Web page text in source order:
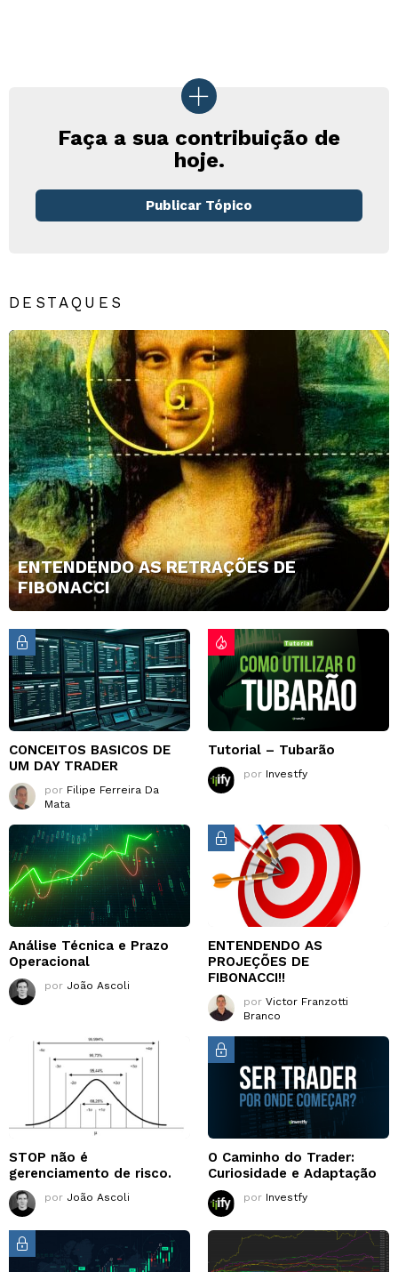
Faça a sua contribuição de
hoje.
Publicar Tópico
DESTAQUES
ENTENDENDO AS RETRAÇÕES DE
FIBONACCI
CONCEITOS BASICOS DE
UM DAY TRADER
por Filipe Ferreira Da
Mata
Tutorial – Tubarão
por Investfy
Análise Técnica e Prazo
Operacional
por João Ascoli
ENTENDENDO AS
PROJEÇÕES DE
FIBONACCI!!
por Victor Franzotti
Branco
STOP não é
gerenciamento de risco.
por João Ascoli
O Caminho do Trader:
Curiosidade e Adaptação
por Investfy